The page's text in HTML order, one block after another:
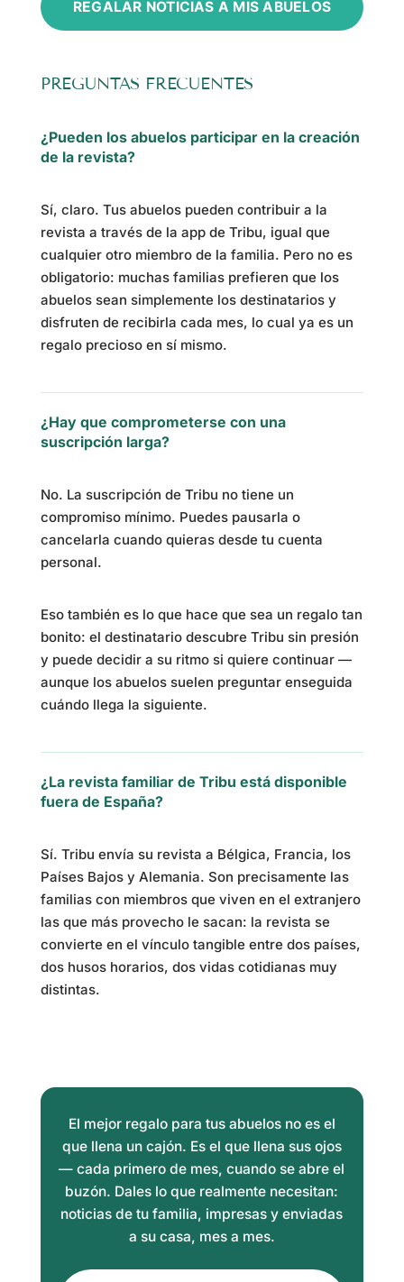
REGALAR NOTICIAS A MIS ABUELOS
PREGUNTAS FRECUENTES
¿Pueden los abuelos participar en la creación
de la revista?
Sí, claro. Tus abuelos pueden contribuir a la
revista a través de la app de Tribu, igual que
cualquier otro miembro de la familia. Pero no es
obligatorio: muchas familias prefieren que los
abuelos sean simplemente los destinatarios y
disfruten de recibirla cada mes, lo cual ya es un
regalo precioso en sí mismo.
¿Hay que comprometerse con una
suscripción larga?
No. La suscripción de Tribu no tiene un
compromiso mínimo. Puedes pausarla o
cancelarla cuando quieras desde tu cuenta
personal.
Eso también es lo que hace que sea un regalo tan
bonito: el destinatario descubre Tribu sin presión
y puede decidir a su ritmo si quiere continuar —
aunque los abuelos suelen preguntar enseguida
cuándo llega la siguiente.
¿La revista familiar de Tribu está disponible
fuera de España?
Sí. Tribu envía su revista a Bélgica, Francia, los
Países Bajos y Alemania. Son precisamente las
familias con miembros que viven en el extranjero
las que más provecho le sacan: la revista se
convierte en el vínculo tangible entre dos países,
dos husos horarios, dos vidas cotidianas muy
distintas.
El mejor regalo para tus abuelos no es el
que llena un cajón. Es el que llena sus ojos
— cada primero de mes, cuando se abre el
buzón. Dales lo que realmente necesitan:
noticias de tu familia, impresas y enviadas
a su casa, mes a mes.